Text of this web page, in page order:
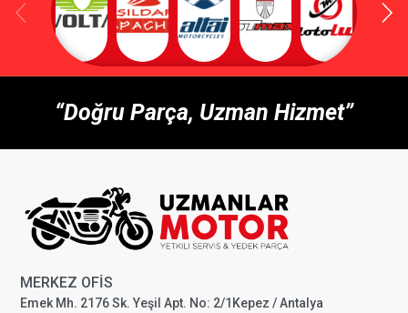
“Doğru Parça, Uzman Hizmet”
MERKEZ OFİS
Emek Mh. 2176 Sk. Yeşil Apt. No: 2/1Kepez / Antalya